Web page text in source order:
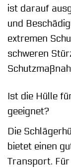
ist darauf
und
extremen
schweren
Ist die Hülle
geeignet?
Die
bietet einen
Transport. Für